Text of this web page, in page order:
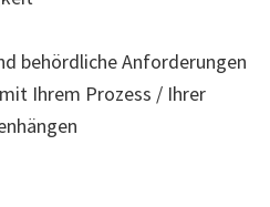
behördliche Anforderungen
Ihrem Prozess / Ihrer